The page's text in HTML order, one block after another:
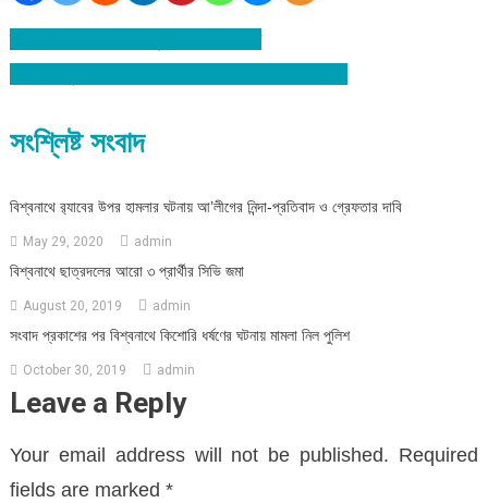
Post
দ্বীনে শিক্ষার অভাবে মানুষ বিপদগামী হচ্ছে
সংশ্লিষ্ট সংবাদ
বিশ্বনাথে র‌্যাবের উপর হামলার ঘটনায় আ’লীগের নিন্দা-প্রতিবাদ ও গ্রেফতার দাবি
May 29, 2020 admin
বিশ্বনাথে ছাত্রদলের আরো ৩ প্রার্থীর সিভি জমা
August 20, 2019 admin
সংবাদ প্রকাশের পর বিশ্বনাথে কিশোরি ধর্ষণের ঘটনায় মামলা নিল পুলিশ
October 30, 2019 admin
Leave a Reply
Your email address will not be published. Required
fields are marked *